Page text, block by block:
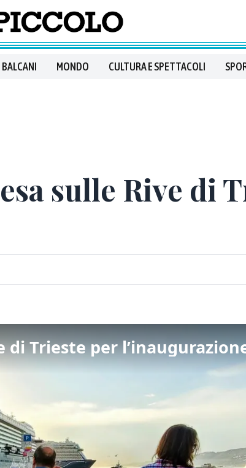
MONDO CULTURA E SPETTACOLI
sulle Rive di
di Trieste per